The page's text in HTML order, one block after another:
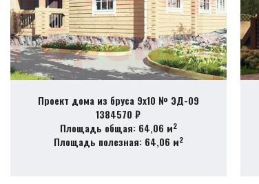
Проект дома из бруса 9х10 № ЭД-09
1384570 ₽
Площадь общая: 64,06 м2
Площадь полезная: 64,06 м2